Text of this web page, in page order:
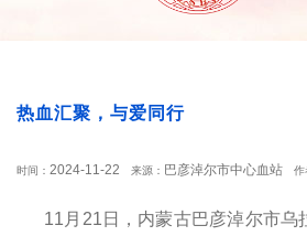
热血汇聚，与爱同行
时间： 2024-11-22 来源： 巴彦淖尔市中心血站 作
11月21日，内蒙古巴彦淖尔市乌